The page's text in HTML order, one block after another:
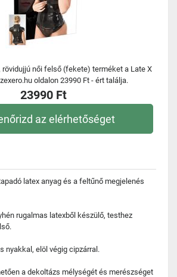
rövidujjú női felső (fekete) terméket a Late X
oldalon 23990 Ft - ért találja.
23990 Ft
az elérhetőséget
latex anyag és a feltűnő megjelenés
rugalmas latexből készülő, testhez
nyakkal, elöl végig cipzárral.
a dekoltázs mélységét és merészséget